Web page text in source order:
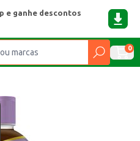
e ganhe descontos
0